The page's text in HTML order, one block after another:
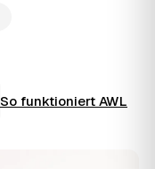
So funktioniert AWL